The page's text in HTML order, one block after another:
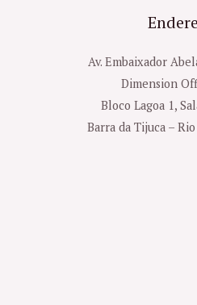
Av. Embaixador
Dimension
Bloco Lagoa 1,
Barra da Tijuca –